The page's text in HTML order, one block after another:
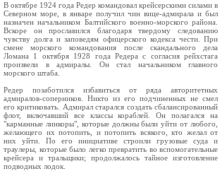
В октябре 1924 года Редер командовал крейсерскими силами в
Северном море, в январе получил чин вице-адмирала и был
назначен начальником Балтийского военно-морского района.
Вскоре он прославился благодаря твердому следованию
чувству долга и заповедям офицерского кодекса чести. При
смене морского командования после скандального дела
Ломана 1 октября 1928 года Редера с согласия рейхстага
произвели в адмиралы. Он стал начальником главного
морского штаба.
Редер позаботился избавиться от ряда авторитетных
адмиралов-соперников. Никто из его подчиненных не смел
его критиковать. Адмирал старался создать сбалансированный
флот, включавший все классы кораблей. Он полагался на
"карманные линкоры", которые должны были уйти от любого,
желающего их потопить, и потопить всякого, кто желал от
них уйти. По его инициативе строили грузовые суда и
траулеры, которые было легко превратить во вспомогательные
крейсера и тральщики; продолжалось тайное изготовление
подводных лодок.